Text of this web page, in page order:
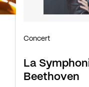
La
Beethoven
Concert